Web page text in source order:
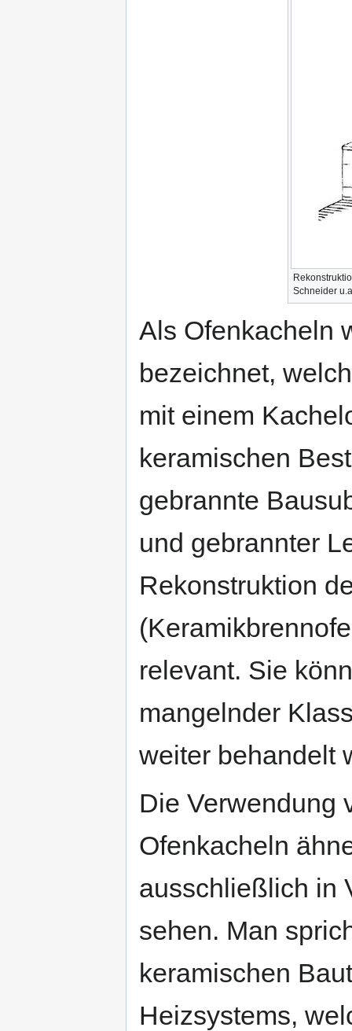
Schneider
Als Ofenkacheln
bezeichnet,
mit einem
keramischen
gebrannte
und gebrannter
Rekonstruktion
relevant. Sie
mangelnder
weiter behandelt
Die Verwendung
Ofenkacheln
ausschließlich in
sehen. Man
keramischen
Heizsystems,